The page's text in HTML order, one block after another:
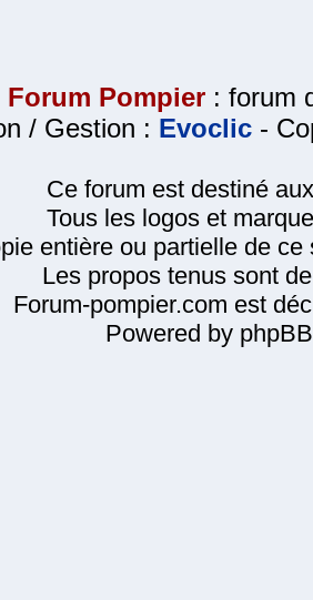
Forum Pompier : forum
/ Gestion : Evoclic -
Ce forum est destiné
Tous les logos et
entière ou partielle de
Les propos tenus sont
Forum-pompier.com est
Powered by